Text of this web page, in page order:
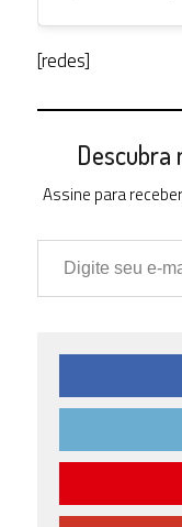
[redes]
Descubra
Assine para
Digite seu e-mail…